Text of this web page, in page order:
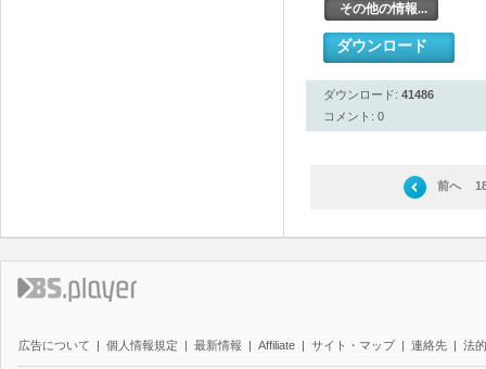
その他の情報...
ダウンロード
ダウンロード: 41486
コメント: 0
前へ
広告について | 個人情報規定 | 最新情報 | Affiliate | サイト・マップ | 連絡先 | 法